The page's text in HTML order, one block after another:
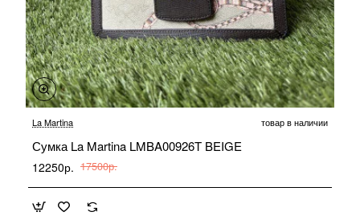
-30%
La Martina товар в наличии
Сумка La Martina LMBA00926T BEIGE
12250р. 17500р.